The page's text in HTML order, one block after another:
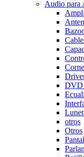
Audio para
DVD
otros
Otros